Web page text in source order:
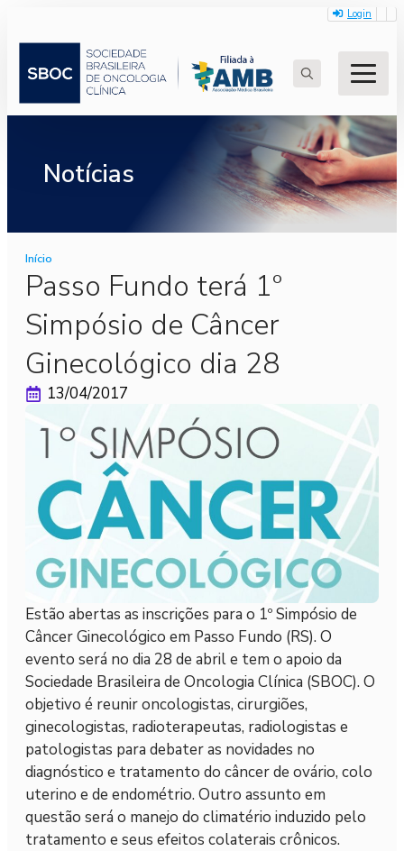
Login
for:
Notícias
Início
Passo Fundo terá 1º
Simpósio de Câncer
Ginecológico dia 28
13/04/2017
Estão abertas as inscrições para o 1º Simpósio de
Câncer Ginecológico em Passo Fundo (RS). O
evento será no dia 28 de abril e tem o apoio da
Sociedade Brasileira de Oncologia Clínica (SBOC). O
objetivo é reunir oncologistas, cirurgiões,
ginecologistas, radioterapeutas, radiologistas e
patologistas para debater as novidades no
diagnóstico e tratamento do câncer de ovário, colo
uterino e de endométrio. Outro assunto em
questão será o manejo do climatério induzido pelo
tratamento e seus efeitos colaterais crônicos.